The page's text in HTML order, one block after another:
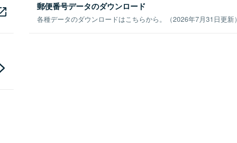
郵便番号データのダウンロード
各種データのダウンロードはこちらから。（2026年7月31日更新）